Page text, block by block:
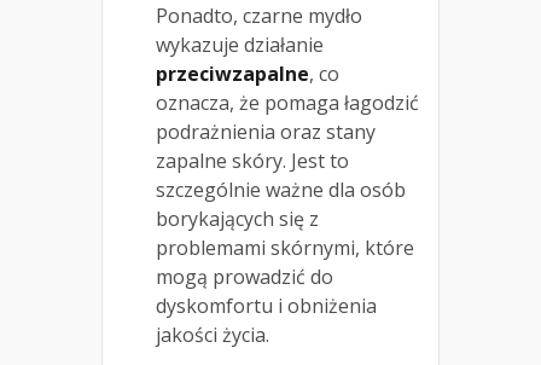
Ponadto, czarne mydło
wykazuje działanie
przeciwzapalne, co
oznacza, że pomaga łagodzić
podrażnienia oraz stany
zapalne skóry. Jest to
szczególnie ważne dla osób
borykających się z
problemami skórnymi, które
mogą prowadzić do
dyskomfortu i obniżenia
jakości życia.